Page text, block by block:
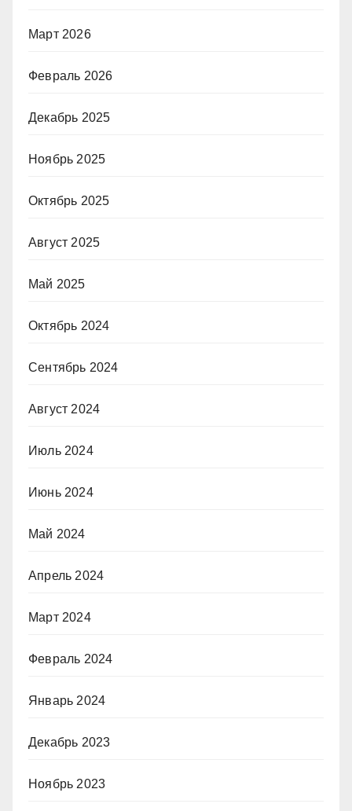
Март 2026
Февраль 2026
Декабрь 2025
Ноябрь 2025
Октябрь 2025
Август 2025
Май 2025
Октябрь 2024
Сентябрь 2024
Август 2024
Июль 2024
Июнь 2024
Май 2024
Апрель 2024
Март 2024
Февраль 2024
Январь 2024
Декабрь 2023
Ноябрь 2023